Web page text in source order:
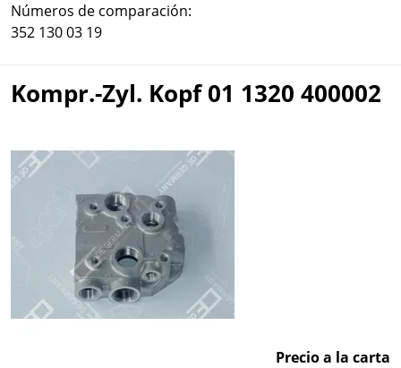
Números de comparación:
352 130 03 19
Kompr.-Zyl. Kopf 01 1320 400002
Precio a la carta